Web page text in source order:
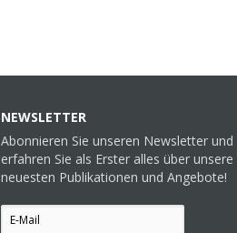
NEWSLETTER
Abonnieren Sie unseren Newsletter und
erfahren Sie als Erster alles über unsere
neuesten Publikationen und Angebote!